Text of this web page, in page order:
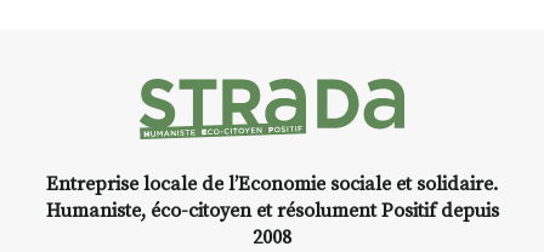
INTERVIEW
Entreprise locale de l’Economie sociale et solidaire.
Humaniste, éco-citoyen et résolument Positif depuis
2008